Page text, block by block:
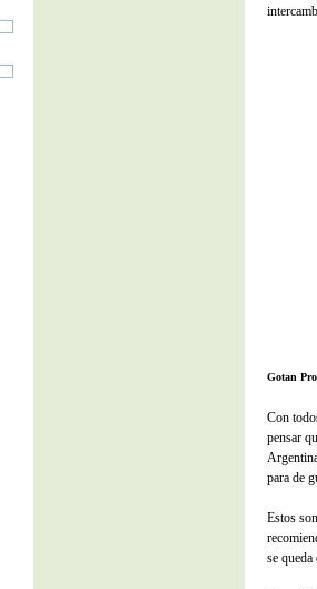
Gotan
Con
pensar
para de
Estos
se queda